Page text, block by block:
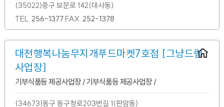
(35022)중구 보문로 142(대사동)
TEL. 256-1377 FAX. 252-1378
대전행복나눔무지개푸드마켓7호점 [그냥드림
사업장]
기부식품등 제공사업장 / 기부식품등 제공사업장 /
(34673)동구 동구청로203번길 1(판암동)